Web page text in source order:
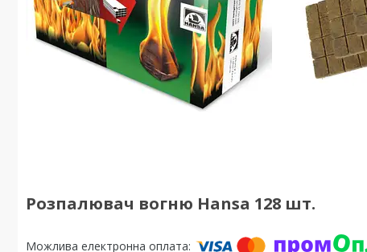
Розпалювач вогню Hansa 128 шт.